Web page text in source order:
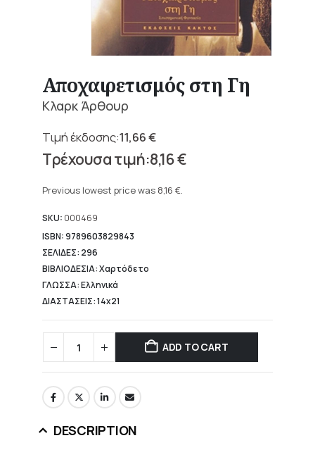
Αποχαιρετισμός στη Γη
Κλαρκ Άρθουρ
11,66€
Original
price
11,66 €.
8,16€
price
8,16 €.
Previous lowest price was 8,16 €.
SKU: 000469
ISBN: 9789603829843
ΣΕΛΙΔΕΣ: 296
ΒΙΒΛΙΟΔΕΣΙΑ: Χαρτόδετο
ΓΛΩΣΣΑ: Ελληνικά
ΔΙΑΣΤΑΣΕΙΣ: 14x21
ADD TO CART
DESCRIPTION